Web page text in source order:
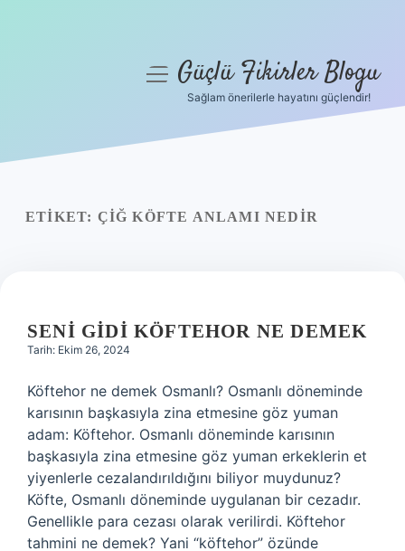
Yasal Uyarı
menüyüGüçlü Fikirler Blogu
Sağlam önerilerle hayatını güçlendir!
ETIKET: ÇIĞ KÖFTE ANLAMI NEDIR
SENI GIDI KÖFTEHOR NE DEMEK
Tarih: Ekim 26, 2024
Köftehor ne demek Osmanlı? Osmanlı döneminde
karısının başkasıyla zina etmesine göz yuman
adam: Köftehor. Osmanlı döneminde karısının
başkasıyla zina etmesine göz yuman erkeklerin et
yiyenlerle cezalandırıldığını biliyor muydunuz?
Köfte, Osmanlı döneminde uygulanan bir cezadır.
Genellikle para cezası olarak verilirdi. Köftehor
tahmini ne demek? Yani “köftehor” özünde